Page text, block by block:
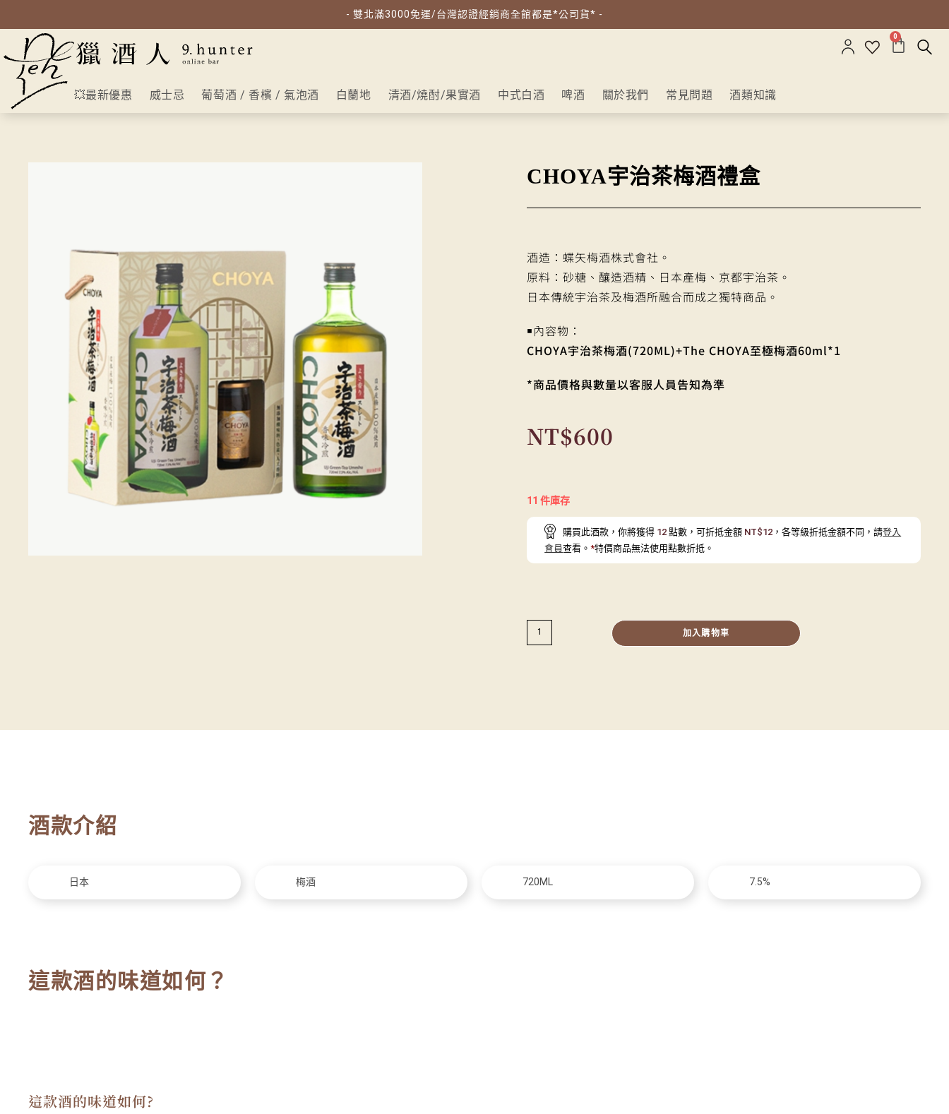
- 雙北滿3000免運/台灣認證經銷商全館都是*公司貨* -
0
💥最新優惠 威士忌 葡萄酒 / 香檳 / 氣泡酒 白蘭地 清酒/燒酎/果實酒 中式白酒 啤酒 關於我們 常見問題 酒類知識
CHOYA宇治茶梅酒禮盒
酒造：蝶矢梅酒株式會社。
原料：砂糖、釀造酒精、日本產梅、京都宇治茶。
日本傳統宇治茶及梅酒所融合而成之獨特商品。
￭內容物：
CHOYA宇治茶梅酒(720ML)+The CHOYA至極梅酒60ml*1
*商品價格與數量以客服人員告知為準
NT$600
11 件庫存
購買此酒款，你將獲得 12 點數，可折抵金額 NT$12 ，各等級折抵金額不同，請登入
會員查看。*特價商品無法使用點數折抵。
加入購物車
酒款介紹
日本 梅酒 720ML 7.5%
這款酒的味道如何？
這款酒的味道如何?